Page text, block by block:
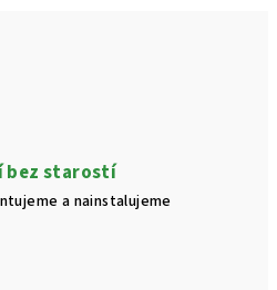
k
y
bez starostí
a nainstalujeme